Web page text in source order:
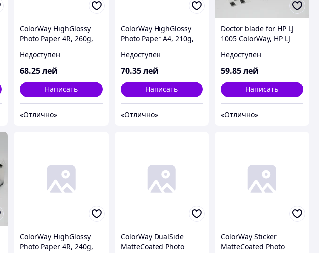
ColorWay HighGlossy
Photo Paper 4R, 260g,
Недоступен
68.25лей
Написать
«Отлично»
ColorWay HighGlossy
Photo Paper A4, 210g,
Недоступен
70.35 лей
Написать
«Отлично»
Doctor blade for HP LJ
1005 ColorWay, HP LJ
505n/M1522nf/P1102/P1
566/P1606/M1212;
3010/3100/3250 (HP
CB435A/CB436A, Ca
Недоступен
59.85лей
Написать
«Отлично»
ColorWay HighGlossy
Photo Paper 4R, 240g,
ColorWay DualSide
MatteCoated Photo
ColorWay Sticker
MatteCoated Photo